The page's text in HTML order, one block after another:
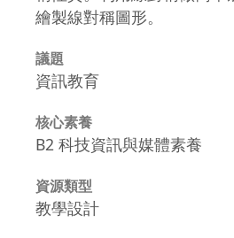
繪製線對稱圖形。
議題
資訊教育
核心素養
B2 科技資訊與媒體素養
資源類型
教學設計